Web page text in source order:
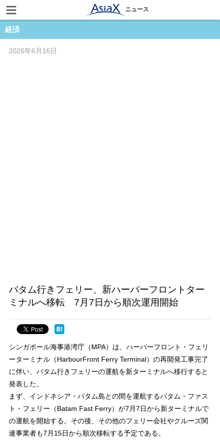
ニュース
経済
2026年6月16日
バタム行きフェリー、新ハーバーフロントター
ミナルへ移転 7月7日から順次運用開始
シンガポール海事港湾庁（MPA）は、ハーバーフロント・フェリ
ーターミナル（HarbourFront Ferry Terminal）の再開発工事完了
に伴い、バタム行きフェリーの運航を新ターミナルへ移行すると
発表した。
まず、インドネシア・バタム島との間を運航するバタム・ファス
ト・フェリー（Batam Fast Ferry）が7月7日から新ターミナルで
の運航を開始する。その後、その他のフェリー会社やクルーズ関
連事業者も7月15日から順次移転する予定である。